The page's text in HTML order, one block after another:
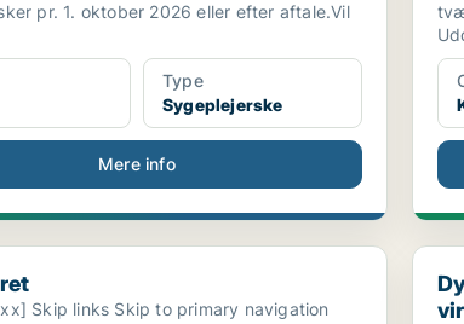
pr. 1. oktober 2026 eller efter aftale.Vil
Type
Sygeplejerske
Mere info